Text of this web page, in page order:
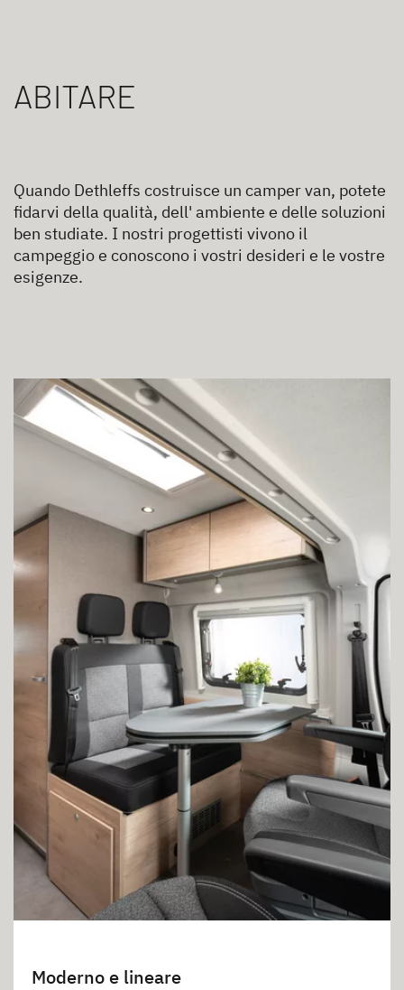
ABITARE
Quando Dethleffs costruisce un camper van, potete
fidarvi della qualità, dell' ambiente e delle soluzioni
ben studiate. I nostri progettisti vivono il
campeggio e conoscono i vostri desideri e le vostre
esigenze.
Moderno e lineare